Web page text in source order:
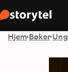
Hjem Bøker